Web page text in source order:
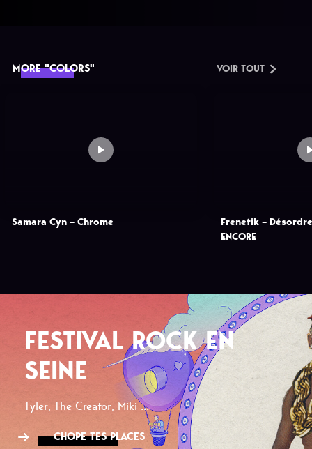
MORE "COLORS" VOIR TOUT
Samara Cyn – Chrome
Frenetik – Désordre
ENCORE
FESTIVAL ROCK EN
SEINE
Tyler, The Creator, Miki ...
CHOPE TES PLACES